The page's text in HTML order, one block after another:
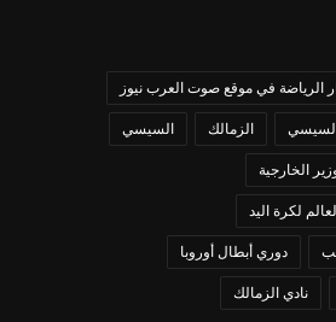
الرياضة في موقع صوت العرب نيوز
الزمالك السيسي
الخارجية
لكرة اليد
دوري أبطال أوروبا
نادي الزمالك